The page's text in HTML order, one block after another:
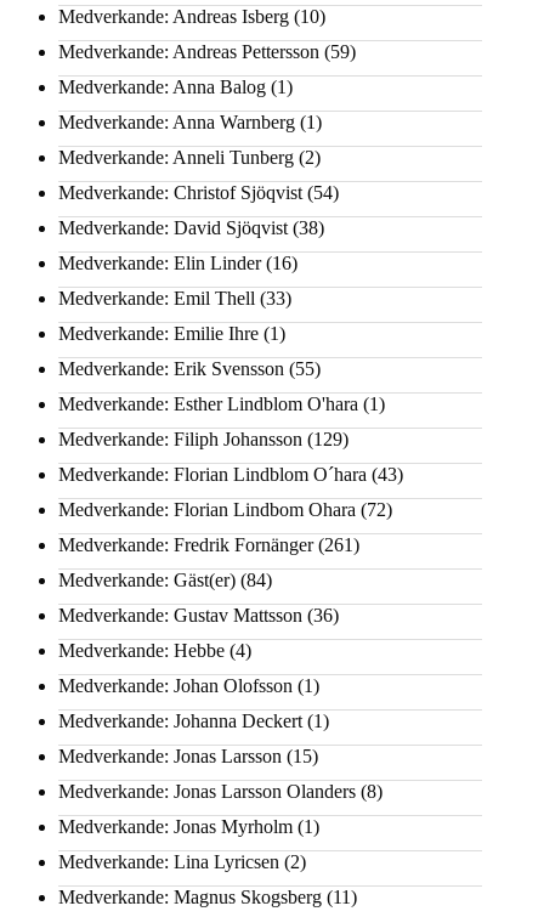
Medverkande: Andreas Isberg (10)
Medverkande: Andreas Pettersson (59)
Medverkande: Anna Balog (1)
Medverkande: Anna Warnberg (1)
Medverkande: Anneli Tunberg (2)
Medverkande: Christof Sjöqvist (54)
Medverkande: David Sjöqvist (38)
Medverkande: Elin Linder(16)
Medverkande: Emil Thell (33)
Medverkande: Emilie Ihre (1)
Medverkande: Erik Svensson (55)
Medverkande: Esther Lindblom O'hara (1)
Medverkande: Filiph Johansson (129)
Medverkande: Florian Lindblom O´hara (43)
Medverkande: Florian Lindbom Ohara (72)
Medverkande: Fredrik Fornänger(261)
Medverkande: Gäst(er) (84)
Medverkande: Gustav Mattsson (36)
Medverkande: Hebbe (4)
Medverkande: Johan Olofsson (1)
Medverkande: Johanna Deckert (1)
Medverkande: Jonas Larsson (15)
Medverkande: Jonas Larsson Olanders (8)
Medverkande: Jonas Myrholm (1)
Medverkande: Lina Lyricsen (2)
Medverkande: Magnus Skogsberg (11)